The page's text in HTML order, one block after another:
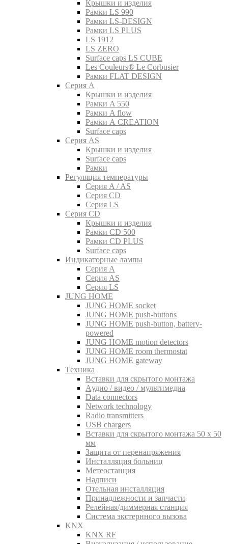
Крышки и изделия
Рамки LS 990
Рамки LS-DESIGN
Рамки LS PLUS
LS 1912
LS ZERO
Surface caps LS CUBE
Les Couleurs® Le Corbusier
Рамки FLAT DESIGN
Серия A
Крышки и изделия
Рамки A 550
Рамки A flow
Рамки A CREATION
Surface caps
Серия AS
Крышки и изделия
Surface caps
Рамки
Регуляция температуры
Серия A / AS
Серия CD
Серия LS
Серия CD
Крышки и изделия
Рамки CD 500
Рамки CD PLUS
Surface caps
Индикаторные лампы
Серия A
Серия AS
Серия LS
JUNG HOME
JUNG HOME socket
JUNG HOME push-buttons
JUNG HOME push-button, battery-
powered
JUNG HOME motion detectors
JUNG HOME room thermostat
JUNG HOME gateway
Tехника
Вставки для скрытого монтажа
Aудио / видео / мультимедиа
Data connectors
Network technology
Radio transmitters
USB chargers
Вставки для скрытого монтажа 50 x 50
мм
Защита от перенапряжения
Инсталляция больниц
Метеостанция
Надписи
Отельная инсталляция
Принадлежности и запчасти
Релейная/диммерная станция
Система экстернного вызова
KNX
KNX RF